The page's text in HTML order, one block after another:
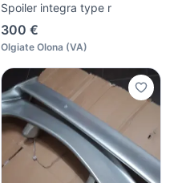
Spoiler integra type r
300 €
Olgiate Olona (VA)